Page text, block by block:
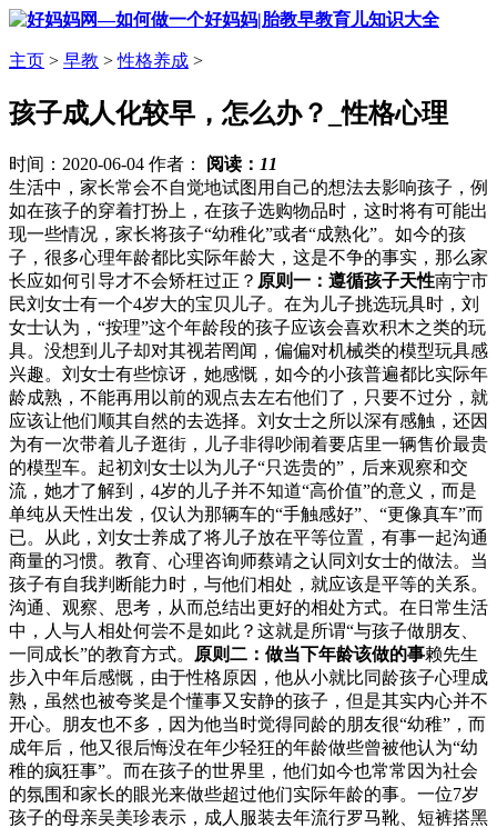
主页 > 早教 >性格养成 >
孩子成人化较早，怎么办？_性格心理
时间：2020-06-04 作者： 阅读： 11
生活中，家长常会不自觉地试图用自己的想法去影响孩子，例
如在孩子的穿着打扮上，在孩子选购物品时，这时将有可能出
现一些情况，家长将孩子“幼稚化”或者“成熟化”。如今的孩
子，很多心理年龄都比实际年龄大，这是不争的事实，那么家
长应如何引导才不会矫枉过正？ 原则一：遵循孩子天性南宁市
民刘女士有一个4岁大的宝贝儿子。在为儿子挑选玩具时，刘
女士认为，“按理”这个年龄段的孩子应该会喜欢积木之类的玩
具。没想到儿子却对其视若罔闻，偏偏对机械类的模型玩具感
兴趣。刘女士有些惊讶，她感慨，如今的小孩普遍都比实际年
龄成熟，不能再用以前的观点去左右他们了，只要不过分，就
应该让他们顺其自然的去选择。刘女士之所以深有感触，还因
为有一次带着儿子逛街，儿子非得吵闹着要店里一辆售价最贵
的模型车。起初刘女士以为儿子“只选贵的”，后来观察和交
流，她才了解到，4岁的儿子并不知道“高价值”的意义，而是
单纯从天性出发，仅认为那辆车的“手触感好”、“更像真车”而
已。从此，刘女士养成了将儿子放在平等位置，有事一起沟通
商量的习惯。教育、心理咨询师蔡靖之认同刘女士的做法。当
孩子有自我判断能力时，与他们相处，就应该是平等的关系。
沟通、观察、思考，从而总结出更好的相处方式。在日常生活
中，人与人相处何尝不是如此？这就是所谓“与孩子做朋友、
一同成长”的教育方式。
原则二：做当下年龄该做的事赖先生
步入中年后感慨，由于性格原因，他从小就比同龄孩子心理成
熟，虽然也被夸奖是个懂事又安静的孩子，但是其实内心并不
开心。朋友也不多，因为他当时觉得同龄的朋友很“幼稚”，而
成年后，他又很后悔没在年少轻狂的年龄做些曾被他认为“幼
稚的疯狂事”。而在孩子的世界里，他们如今也常常因为社会
的氛围和家长的眼光来做些超过他们实际年龄的事。一位7岁
孩子的母亲吴美珍表示，成人服装去年流行罗马靴、短裤搭黑